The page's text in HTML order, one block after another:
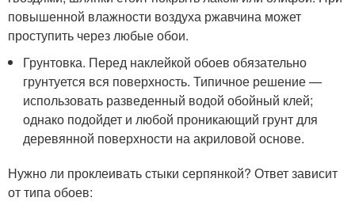
повышенной влажности воздуха ржавчина может
проступить через любые обои.
Грунтовка. Перед наклейкой обоев обязательно
грунтуется вся поверхность. Типичное решение —
использовать разведенный водой обойный клей;
однако подойдет и любой проникающий грунт для
деревянной поверхности на акриловой основе.
Нужно ли проклеивать стыки серпянкой? Ответ зависит
от типа обоев: